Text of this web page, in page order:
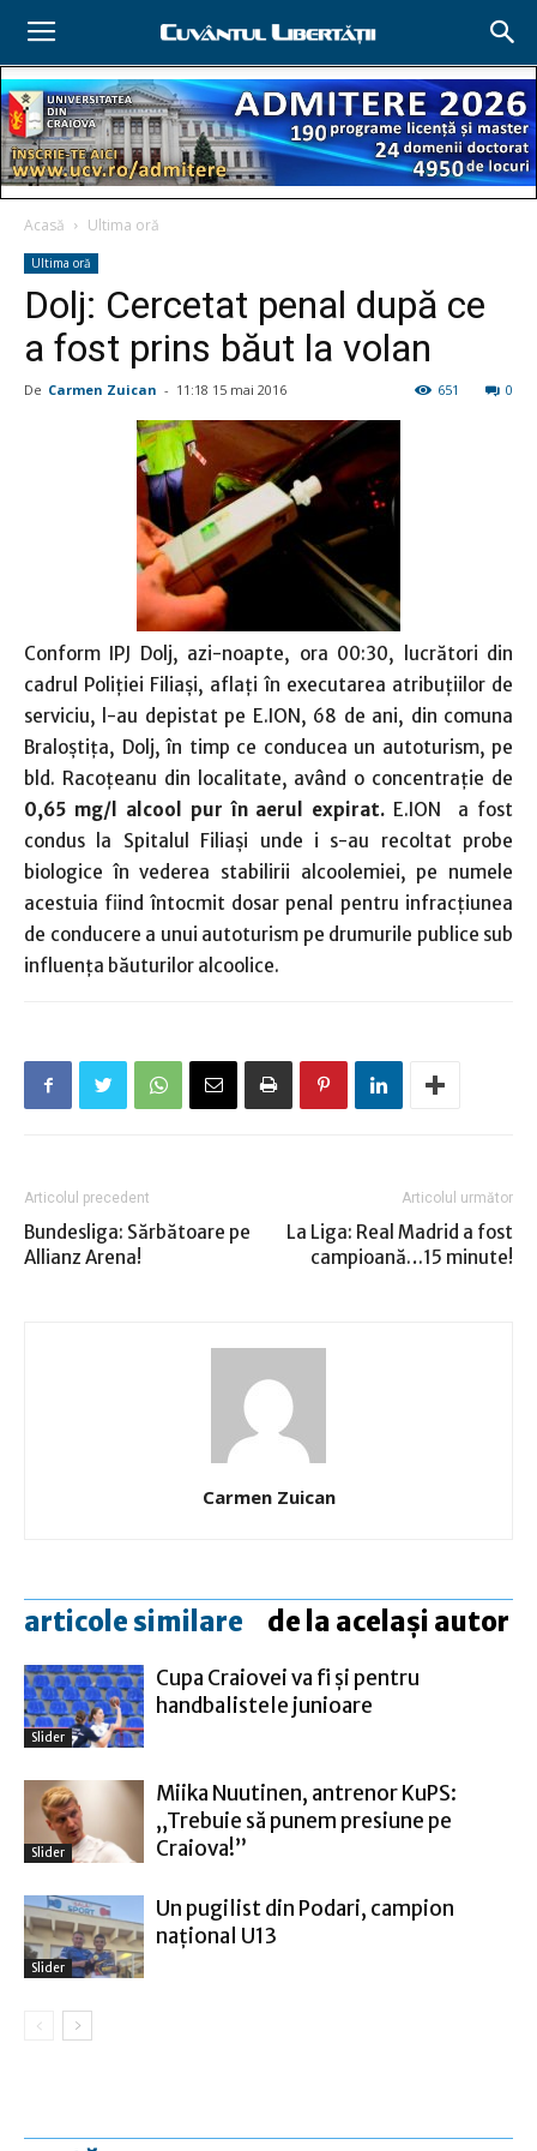
Acasă Ultima oră
Ultima oră
Dolj: Cercetat penal după ce
a fost prins băut la volan
De Carmen Zuican - 11:18 15 mai 2016 0
651
Conform IPJ Dolj, azi-noapte, ora 00:30, lucrători din
cadrul Poliţiei Filiaşi, aflaţi în executarea atribuţiilor de
serviciu, l-au depistat pe E.ION, 68 de ani, din comuna
Braloştiţa, Dolj, în timp ce conducea un autoturism, pe
bld. Racoţeanu din localitate, având o concentraţie de
0,65 mg/l alcool pur în aerul expirat. E.ION a fost
condus la Spitalul Filiaşi unde i s-au recoltat probe
biologice în vederea stabilirii alcoolemiei, pe numele
acestuia fiind întocmit dosar penal pentru infracţiunea
de conducere a unui autoturism pe drumurile publice sub
influenţa băuturilor alcoolice.
Articolul precedent
Bundesliga: Sărbătoare pe
Allianz Arena!
Articolul următor
La Liga: Real Madrid a fost
campioană…15 minute!
Carmen Zuican
articole similare de la același autor
Slider
Cupa Craiovei va fi şi pentru
handbalistele junioare
Slider
Miika Nuutinen, antrenor KuPS:
„Trebuie să punem presiune pe
Craiova!”
Slider
Un pugilist din Podari, campion
naţional U13